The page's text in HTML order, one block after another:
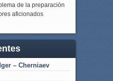
de la preparación
aficionados
– Cherniaev